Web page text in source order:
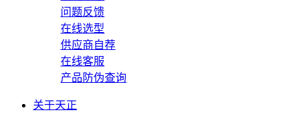
问题反馈
在线选型
供应商自荐
在线客服
产品防伪查询
关于天正